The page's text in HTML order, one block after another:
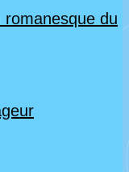
romanesque du